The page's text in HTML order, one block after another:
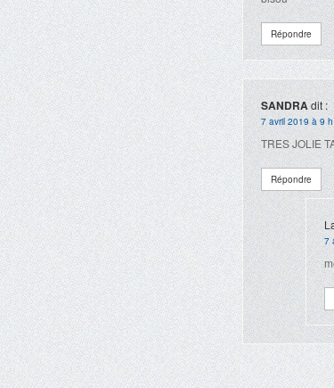
Répondre
SANDRAdit :
7 avril 2019 à 9
TRES JOLIE
Répondre
7